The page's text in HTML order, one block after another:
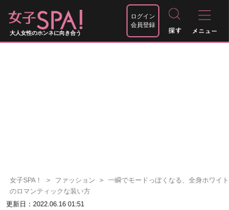
大人女性のホンネに向き合う
ログイン
会員登録
女子SPA！ ファッション
一瞬でモードっぽくなる、全身ホワイト
のロマンティックな装い方
更新日：2022.06.16 01:51